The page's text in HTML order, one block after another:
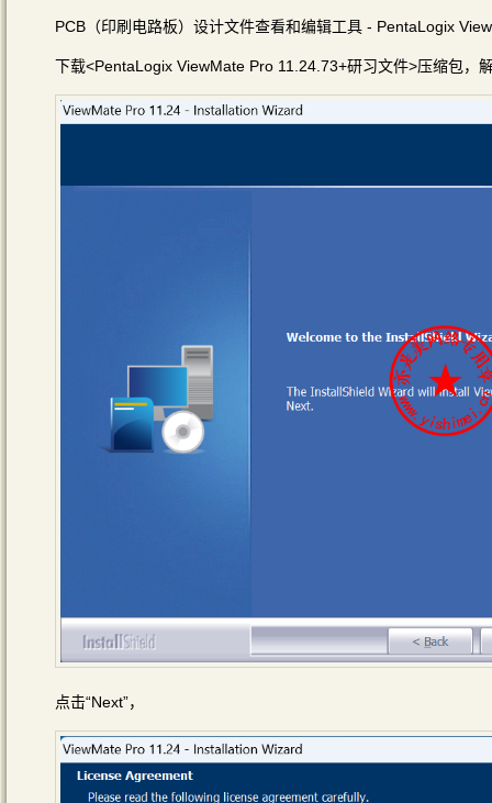
PCB（印刷电路板）设计文件查看和编辑工具 - PentaLogix
下载<PentaLogix ViewMate Pro 11.24.73+研习文件>压缩包
点击“Next”，